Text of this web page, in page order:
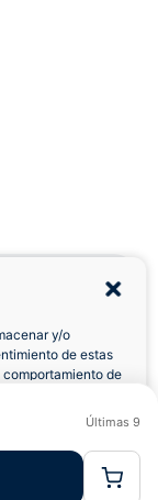
y/o
de estas
de
a ciertasÚltimas 9
7 Días
Límites